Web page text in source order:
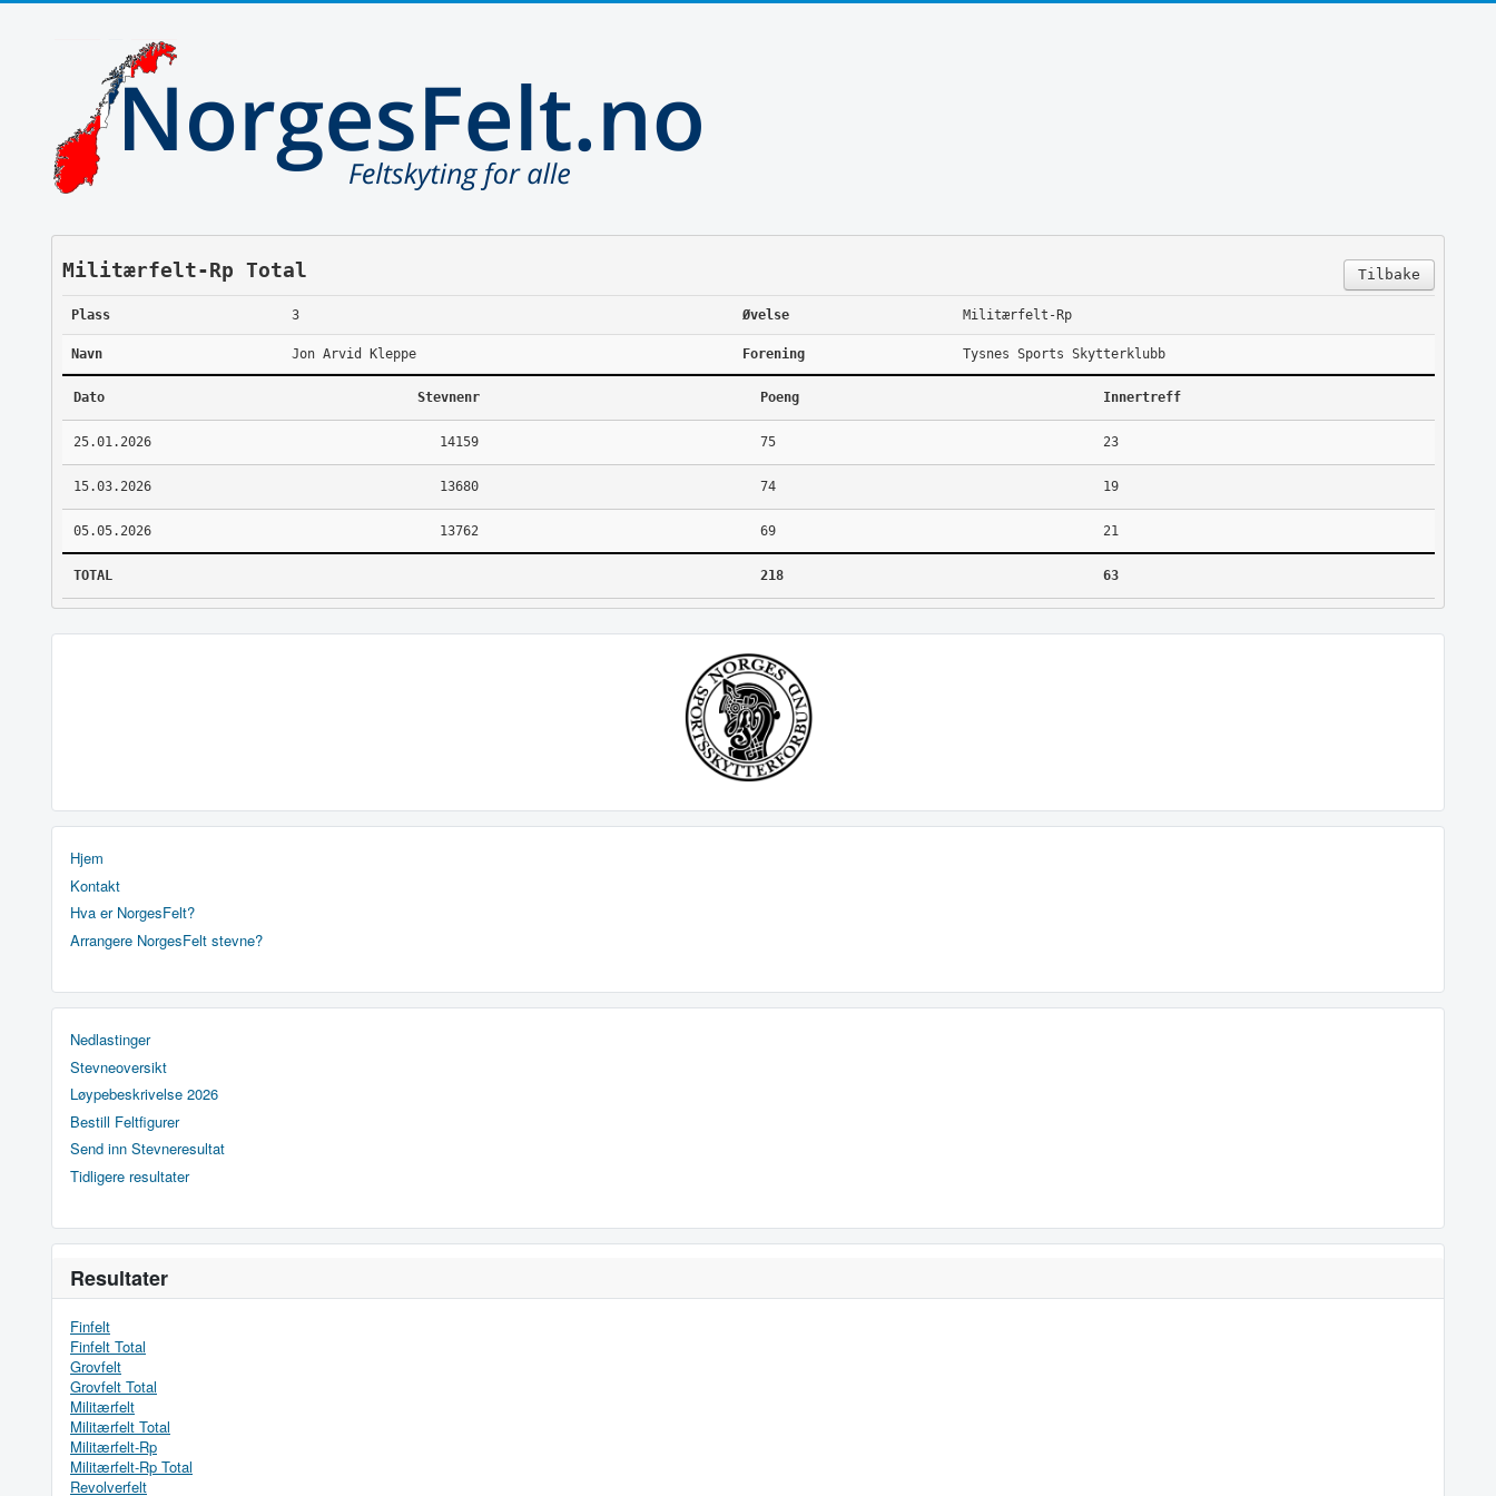
Tilbake
Militærfelt-Rp Total
Plass 3 Øvelse Militærfelt-Rp
Navn Jon Arvid Kleppe Forening Tysnes Sports Skytterklubb
Dato Stevnenr Poeng Innertreff
25.01.2026 14159 75 23
15.03.2026 13680 74 19
05.05.2026 13762 69 21
TOTAL 218 63
Hjem
Kontakt
Hva er NorgesFelt?
Arrangere NorgesFelt stevne?
Nedlastinger
Stevneoversikt
Løypebeskrivelse 2026
Bestill Feltfigurer
Send inn Stevneresultat
Tidligere resultater
Resultater
Finfelt
Finfelt Total
Grovfelt
Grovfelt Total
Militærfelt
Militærfelt Total
Militærfelt-Rp
Militærfelt-Rp Total
Revolverfelt